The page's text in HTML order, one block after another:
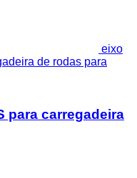
eixo
de rodas para
para carregadeira